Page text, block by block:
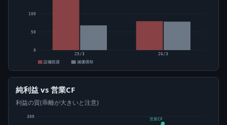
0
50
100
25/3
26/3
設備投資
減価償却
純利益 vs 営業CF
利益の質(乖離が大きいと注意)
300
営業CF